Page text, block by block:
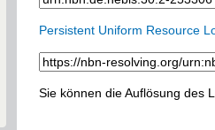
Persistent Uniform Resource
Sie können die Auflösung des